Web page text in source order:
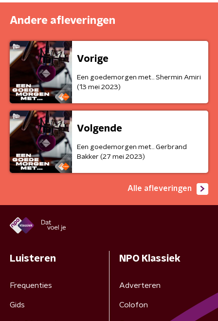
Andere afleveringen
Vorige
Een goedemorgen met... Shermin Amiri
(13 mei 2023)
Volgende
Een goedemorgen met... Gerbrand
Bakker (27 mei 2023)
Alle afleveringen
Luisteren
Frequenties
Gids
NPO Klassiek
Adverteren
Colofon